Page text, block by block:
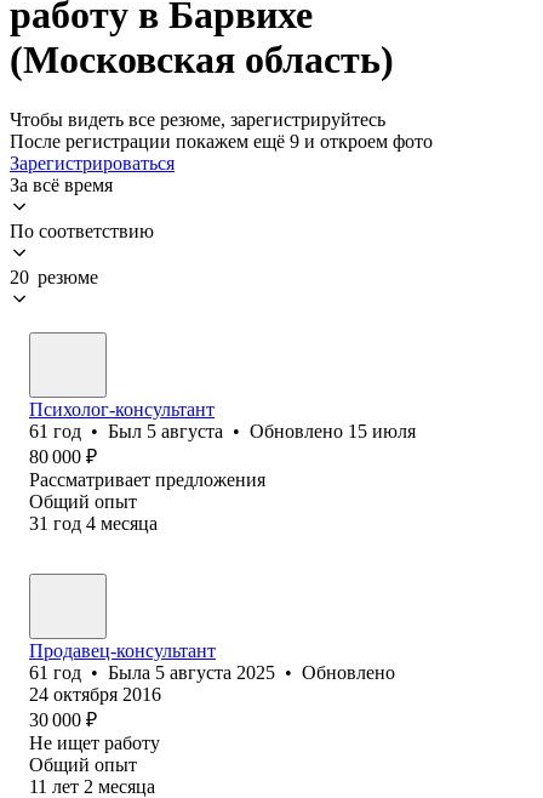
работу в Барвихе
(Московская область)
Чтобы видеть все резюме, зарегистрируйтесь
После регистрации покажем ещё 9 и откроем фото
Зарегистрироваться
За всё время
По соответствию
20 резюме
Психолог-консультант
61 год • Был 5 августа • Обновлено 15 июля
80 000 ₽
Рассматривает предложения
Общий опыт
31 год 4 месяца
Продавец-консультант
61 год • Была 5 августа 2025 • Обновлено
24 октября 2016
30 000 ₽
Не ищет работу
Общий опыт
11 лет 2 месяца